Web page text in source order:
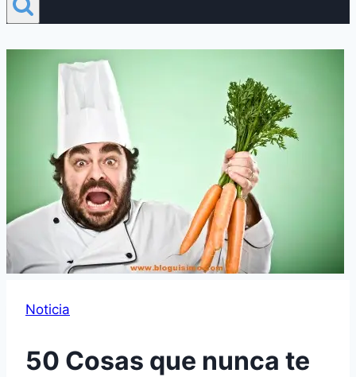
Noticia
50 Cosas que nunca te